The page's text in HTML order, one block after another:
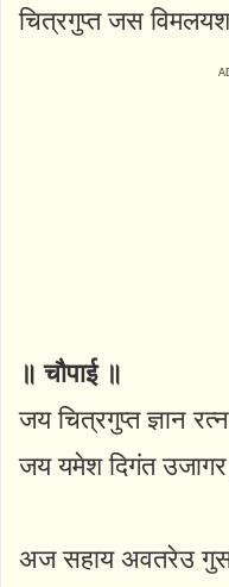
चित्रगुप्त जस
॥ चौपाई ॥
जय चित्रगुप्त ज्ञान
जय यमेश दिगंत
अज सहाय अवतरेउ